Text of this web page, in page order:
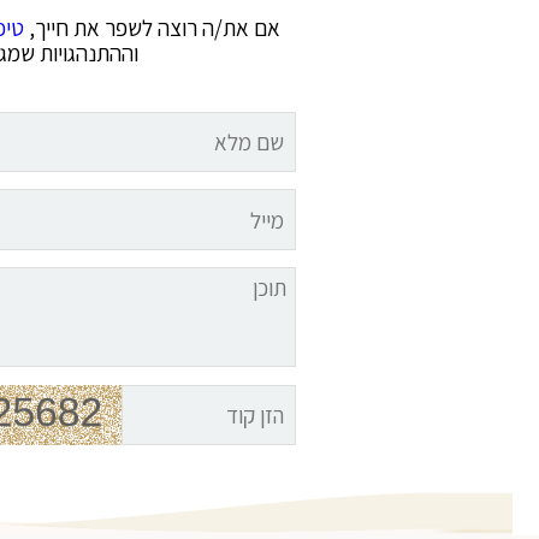
אם את/ה רוצה לשפר את חייך,
וההתנהגויות